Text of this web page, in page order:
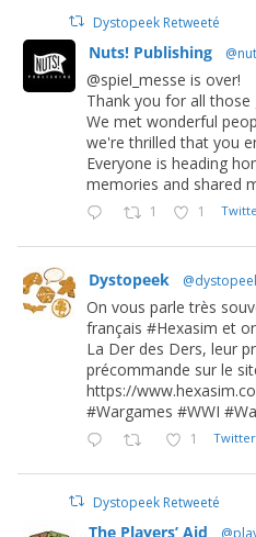
Dystopeek Retweeté
Nuts! Publishing
@spiel_messe is over!
Thank you for all
We met wonderful
we're thrilled that you
Everyone is heading
memories and shared
1 1
Dystopeek
On vous parle très
français #Hexasim et
La Der des Ders, leur
précommande sur le
https://
#Wargames #WWI
1 Twitter
Dystopeek Retweeté
The Players’ Aid